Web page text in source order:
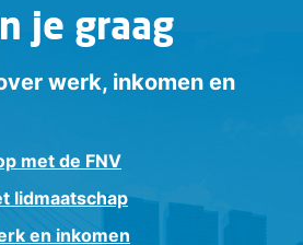
je graag
werk, inkomen en
met de FNV
lidmaatschap
en inkomen